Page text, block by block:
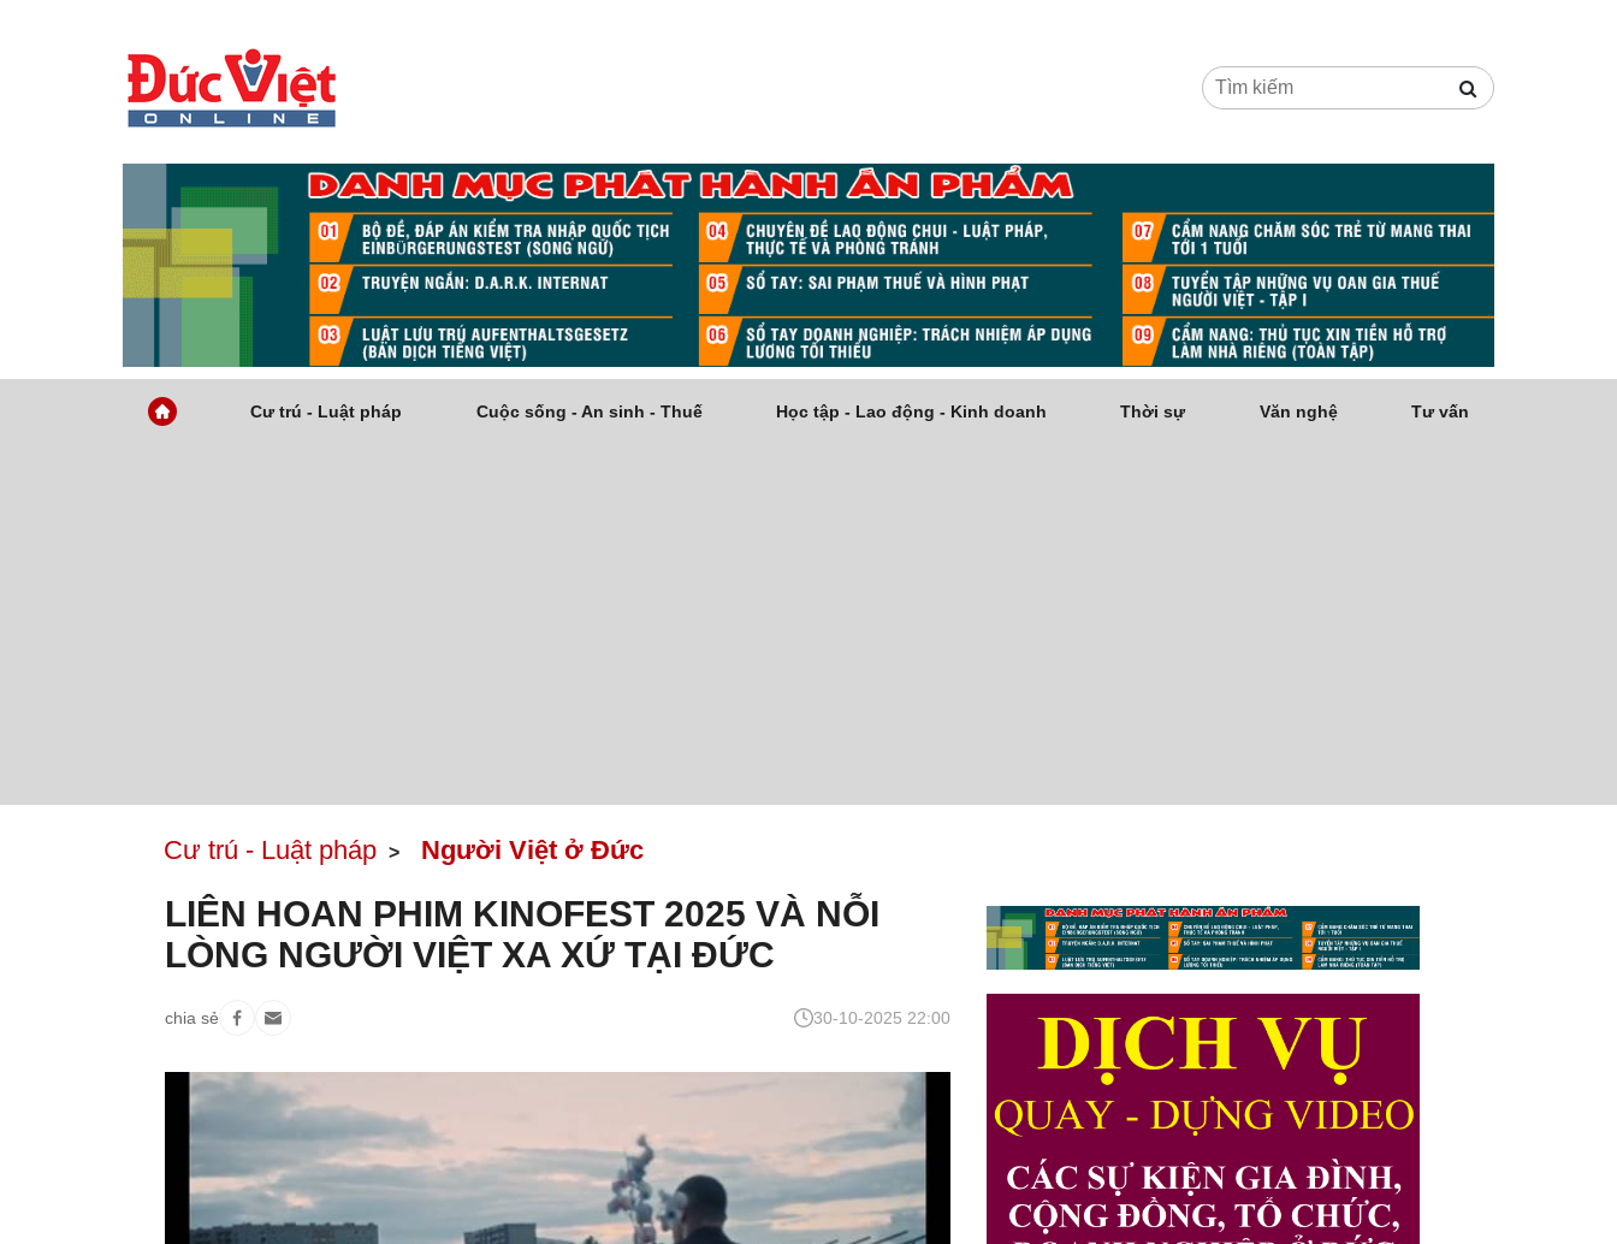
Cư trú - Luật pháp Cuộc sống - An sinh - Thuế Học tập - Lao động - Kinh doanh Thời sự Văn nghệ Tư vấn
Cư trú - Luật pháp Người Việt ở Đức
LIÊN HOAN PHIM KINOFEST 2025 VÀ NỖI
LÒNG NGƯỜI VIỆT XA XỨ TẠI ĐỨC
chia sẻ 30-10-2025 22:00